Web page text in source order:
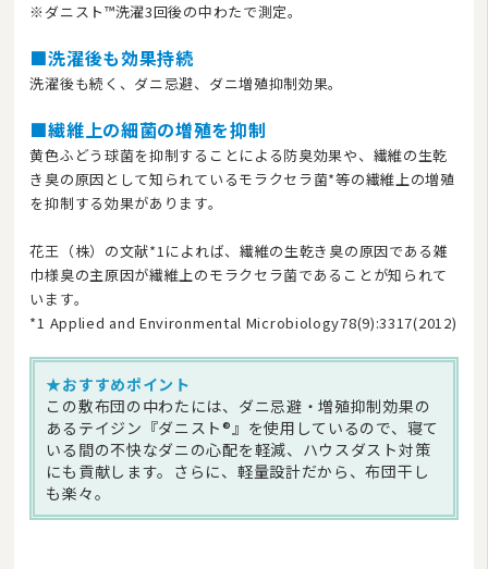
※ダニスト™洗濯3回後の中わたで測定。
■洗濯後も効果持続
洗濯後も続く、ダニ忌避、ダニ増殖抑制効果。
■繊維上の細菌の増殖を抑制
黄色ふどう球菌を抑制することによる防臭効果や、繊維の生乾
き臭の原因として知られているモラクセラ菌*等の繊維上の増殖
を抑制する効果があります。
花王（株）の文献*1によれば、繊維の生乾き臭の原因である雑
巾様臭の主原因が繊維上のモラクセラ菌であることが知られて
います。
*1 Applied and Environmental Microbiology78(9):3317(2012)
★おすすめポイント
この敷布団の中わたには、ダニ忌避・増殖抑制効果の
あるテイジン『ダニスト®』を使用しているので、寝て
いる間の不快なダニの心配を軽減、ハウスダスト対策
にも貢献します。さらに、軽量設計だから、布団干し
も楽々。